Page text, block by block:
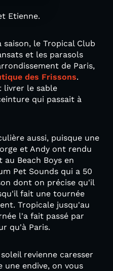
Etienne.
le Tropical Club
et les parasols
de Paris,
des Frissons.
livrer le sable
qui passait à
aussi, puisque une
et Andy ont rendu
au Beach Boys en
Pet Sounds qui a 50
dont on précise qu'il
fait une tournée
Tropicale jusqu'au
l'a fait passé par
qu'à Paris.
revienne caresser
une endive, on vous